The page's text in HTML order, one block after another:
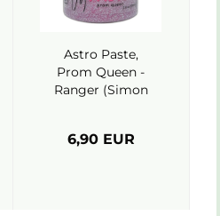
Astro Paste,
Prom Queen -
Ranger (Simon
6,90 EUR